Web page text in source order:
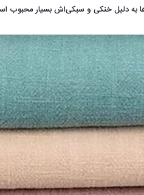
به دلیل خنکی و سبکی‌اش بسیار محبوب